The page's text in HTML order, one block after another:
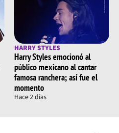
HARRY STYLES
Harry Styles emocionó al
público mexicano al cantar
famosa ranchera; así fue el
momento
Hace 2 días